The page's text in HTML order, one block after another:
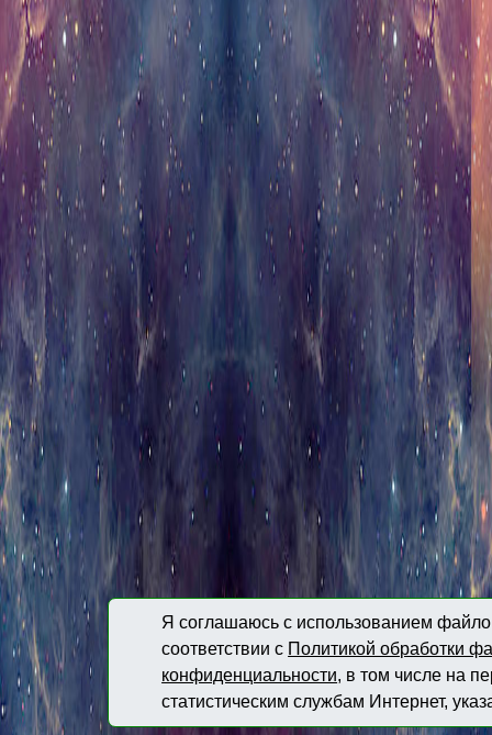
Я соглашаюсь с использованием
соответствии с Политикой обработки
конфиденциальности, в том числе на
статистическим службам Интернет,